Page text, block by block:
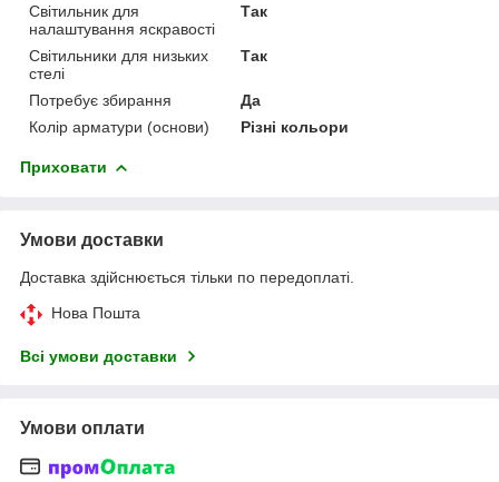
Світильник для
налаштування яскравості
Так
Світильники для низьких
стелі
Так
Потребує збирання
Да
Колір арматури (основи)
Різні кольори
Приховати
Умови доставки
Доставка здійснюється тільки по передоплаті.
Нова Пошта
Всі умови доставки
Умови оплати